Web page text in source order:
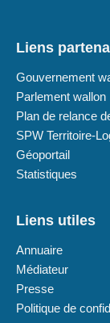
Liens
Gouvernement
Parlement wallon
Plan de relance
SPW Territoire-
Géoportail
Statistiques
Liens utiles
Annuaire
Médiateur
Presse
Politique de